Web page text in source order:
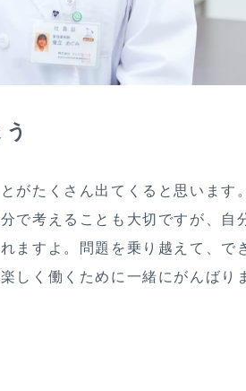
がたくさん出てくると思います
で考えることも大切ですが、自
ますよ。問題を乗り越えて、で
しく働くために一緒にがんばり